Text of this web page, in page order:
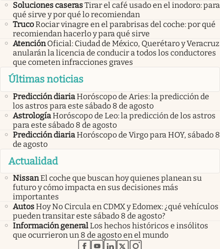
Soluciones caserasTirar el café usado en el inodoro: para
qué sirve y por qué lo recomiendan
TrucoRociar vinagre en el parabrisas del coche: por qué
recomiendan hacerlo y para qué sirve
Atención Oficial: Ciudad de México, Querétaro y Veracruz
anularán la licencia de conducir a todos los conductores
que cometen infracciones graves
Últimas noticias
Predicción diariaHoróscopo de Aries: la predicción de
los astros para este sábado 8 de agosto
AstrologíaHoróscopo de Leo: la predicción de los astros
para este sábado 8 de agosto
Predicción diariaHoróscopo de Virgo para HOY, sábado 8
de agosto
Actualidad
NissanEl coche que buscan hoy quienes planean su
futuro y cómo impacta en sus decisiones más
importantes
AutosHoy No Circula en CDMX y Edomex: ¿qué vehículos
pueden transitar este sábado 8 de agosto?
Información generalLos hechos históricos e insólitos
que ocurrieron un 8 de agosto en el mundo
abre en nueva pestaña
abre en nueva pestaña
abre en nueva pestaña
abre en nueva pestaña
abre en nueva pestaña